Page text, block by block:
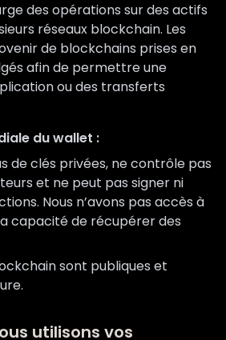
des opérations sur des actifs
réseaux blockchain. Les
de blockchains prises en
afin de permettre une
ou des transferts
du wallet :
de clés privées, ne contrôle pas
et ne peut pas signer ni
Nous n’avons pas accès à
capacité de récupérer des
sont publiques et
utilisons vos